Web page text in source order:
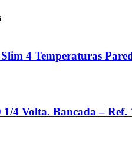
4 Temperaturas
4 Volta. Bancada – Ref.